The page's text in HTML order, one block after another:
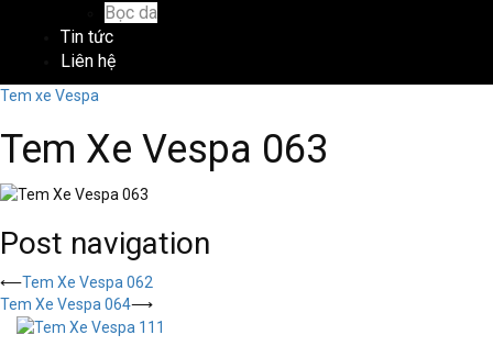
Bọc da
Tin tức
Liên hệ
Tem xe Vespa
Tem Xe Vespa 063
Post navigation
⟵Tem Xe Vespa 062
Tem Xe Vespa 064⟶